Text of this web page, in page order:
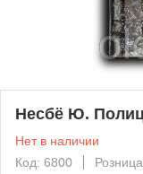
Несбё Ю.
Нет в наличии
Код: 6800
Розница